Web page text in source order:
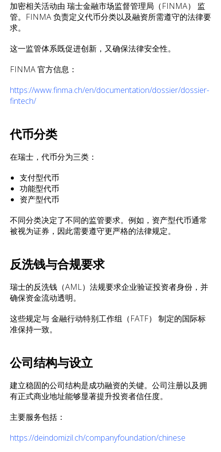
加密相关活动由 瑞士金融市场监督管理局（FINMA） 监
管。FINMA 负责定义代币分类以及融资所需遵守的法律要
求。
这一监管体系既促进创新，又确保法律安全性。
FINMA 官方信息：
https://www.finma.ch/en/documentation/dossier/dossier-
fintech/
代币分类
在瑞士，代币分为三类：
支付型代币
功能型代币
资产型代币
不同分类决定了不同的监管要求。例如，资产型代币通常
被视为证券，因此需要遵守更严格的法律规定。
反洗钱与合规要求
瑞士的反洗钱（AML）法规要求企业验证投资者身份，并
确保资金流动透明。
这些规定与 金融行动特别工作组（FATF） 制定的国际标
准保持一致。
公司结构与设立
建立稳固的公司结构是成功融资的关键。公司注册以及拥
有正式商业地址能够显著提升投资者信任度。
主要服务包括：
https://deindomizil.ch/companyfoundation/chinese